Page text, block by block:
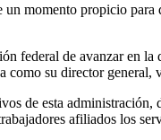
propicio para
federal de avanzar en
su director general,
de esta
afiliados los